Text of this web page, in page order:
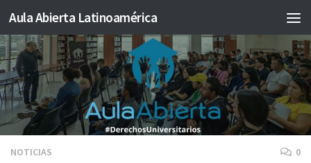
Saltar al contenido
Aula Abierta Latinoamérica
NOTICIAS 0